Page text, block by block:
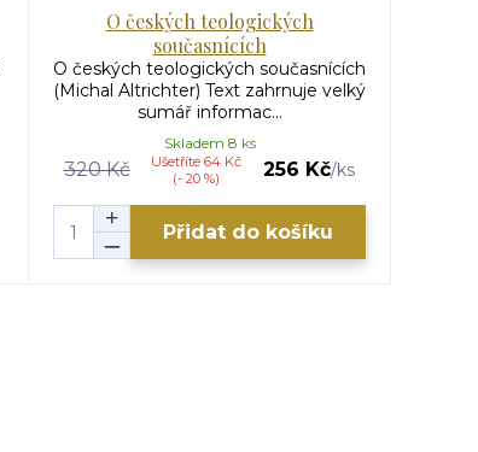
O českých teologických
současnících
O českých teologických současnících
(Michal Altrichter) Text zahrnuje velký
sumář informac...
320 Kč
Ušetříte 64 Kč
(- 20 %)
256 Kč/ks
Skladem 8 ks
Přidat do košíku